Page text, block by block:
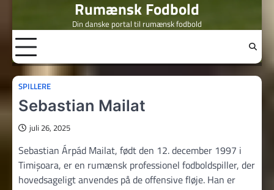
content
Rumænsk Fodbold
Din danske portal til rumænsk fodbold
SPILLERE
Sebastian Mailat
juli 26, 2025
Sebastian Árpád Mailat, født den 12. december 1997 i
Timișoara, er en rumænsk professionel fodboldspiller, der
hovedsageligt anvendes på de offensive fløje. Han er